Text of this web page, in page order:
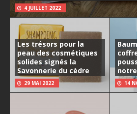
4 JUILLET 2022
Les trésors pour la
peau des cosmétiques
solides signés la
Savonnerie du cèdre
29 MAI 2022 14